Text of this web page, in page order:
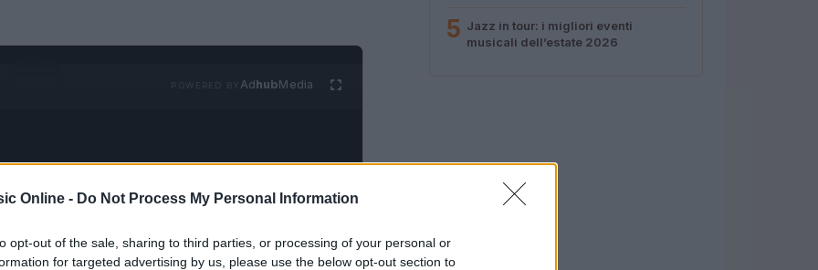
Online - Do Not Process My Personal Information
opt-out of the sale, sharing to third parties, or processing of your personal or
for targeted advertising by us, please use the below opt-out section to
AdhubMedia
show musicale diNetflixha visto il trionfo
5 Jazz in tour: i migliori eventi
musicali dell’estate 2026